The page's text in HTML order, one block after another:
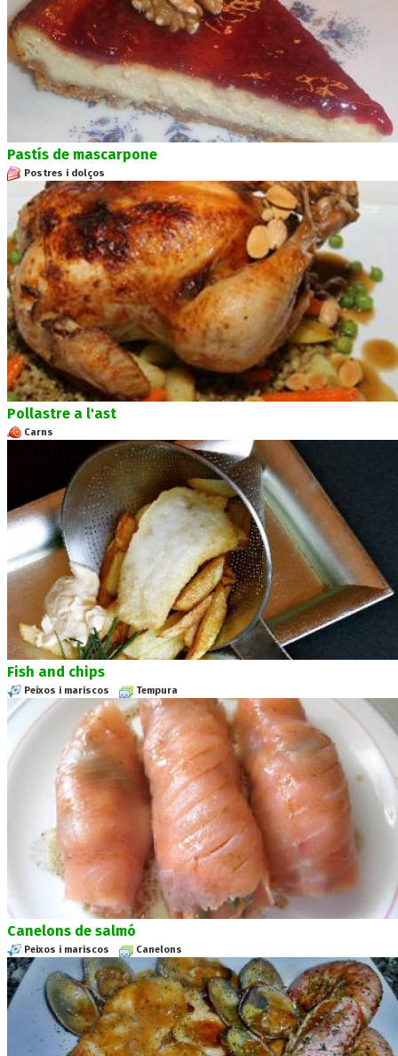
Pastís de mascarpone
Postres i dolços
Pollastre a l'ast
Carns
Fish and chips
Peixos i mariscos Tempura
Canelons de salmó
Peixos i mariscos Canelons